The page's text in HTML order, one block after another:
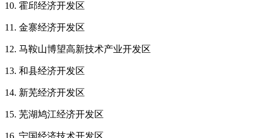
10. 霍邱经济开发区
11. 金寨经济开发区
12. 马鞍山博望高新技术产业开发区
13. 和县经济开发区
14. 新芜经济开发区
15. 芜湖鸠江经济开发区